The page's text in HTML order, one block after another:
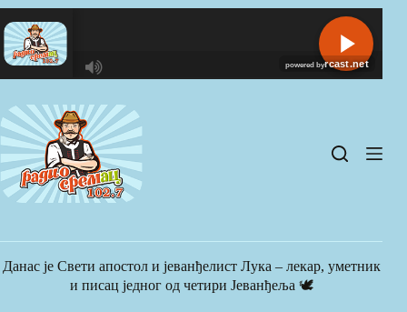
Skip
to
content
C
A
S
T
.
N
Данас је Свети апостол и јеванђелист Лука – лекар, уметник
и писац једног од четири Јеванђеља 🕊️